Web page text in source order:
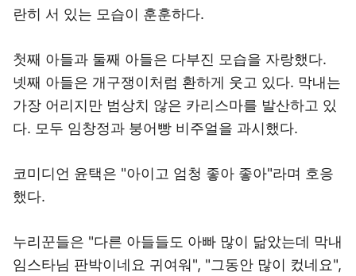
란히 서 있는 모습이 훈훈하다.
첫째 아들과 둘째 아들은 다부진 모습을 자랑했다.
넷째 아들은 개구쟁이처럼 환하게 웃고 있다. 막내는
가장 어리지만 범상치 않은 카리스마를 발산하고 있
다. 모두 임창정과 붕어빵 비주얼을 과시했다.
코미디언 윤택은 "아이고 엄청 좋아 좋아"라며 호응
했다.
누리꾼들은 "다른 아들들도 아빠 많이 닮았는데 막내
임스타님 판박이네요 귀여워", "그동안 많이 컸네요",